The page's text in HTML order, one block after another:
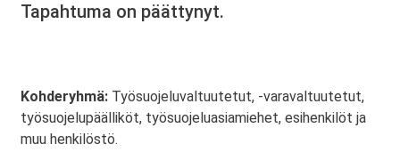
Tapahtuma on päättynyt.
Kohderyhmä: Työsuojeluvaltuutetut, -varavaltuutetut,
työsuojelupäälliköt, työsuojeluasiamiehet, esihenkilöt ja
muu henkilöstö.